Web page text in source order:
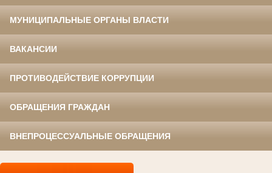
МУНИЦИПАЛЬНЫЕ ОРГАНЫ ВЛАСТИ
ВАКАНСИИ
ПРОТИВОДЕЙСТВИЕ КОРРУПЦИИ
ОБРАЩЕНИЯ ГРАЖДАН
ВНЕПРОЦЕССУАЛЬНЫЕ ОБРАЩЕНИЯ